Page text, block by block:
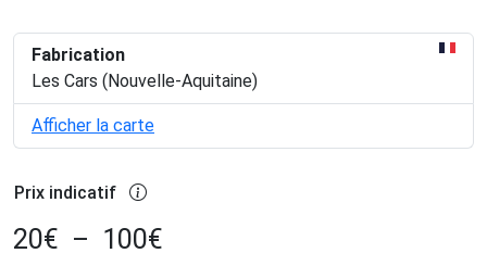
Fabrication
Les Cars (Nouvelle-Aquitaine)
Afficher la carte
Prix indicatif
20€ – 100€